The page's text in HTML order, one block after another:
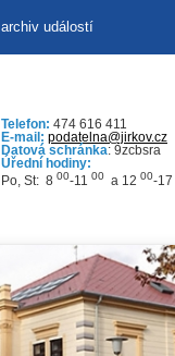
archiv událostí
Telefon: 474 616 411
E-mail: podatelna@jirkov.cz
Datová schránka: 9zcbsra
Úřední hodiny:
Po, St: 8 00-11 00 a 12 00-17